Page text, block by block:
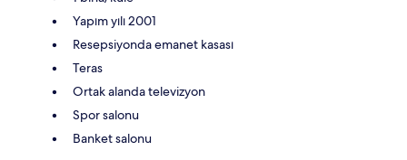
Yapım yılı 2001
Resepsiyonda emanet kasası
Teras
Ortak alanda televizyon
Spor salonu
Banket salonu